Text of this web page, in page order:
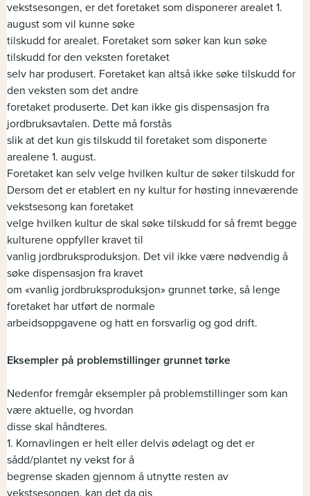
vekstsesongen, er det foretaket som disponerer arealet 1.
august som vil kunne søke
tilskudd for arealet. Foretaket som søker kan kun søke
tilskudd for den veksten foretaket
selv har produsert. Foretaket kan altså ikke søke tilskudd for
den veksten som det andre
foretaket produserte. Det kan ikke gis dispensasjon fra
jordbruksavtalen. Dette må forstås
slik at det kun gis tilskudd til foretaket som disponerte
arealene 1. august.
Foretaket kan selv velge hvilken kultur de søker tilskudd for
Dersom det er etablert en ny kultur for høsting inneværende
vekstsesong kan foretaket
velge hvilken kultur de skal søke tilskudd for så fremt begge
kulturene oppfyller kravet til
vanlig jordbruksproduksjon. Det vil ikke være nødvendig å
søke dispensasjon fra kravet
om «vanlig jordbruksproduksjon» grunnet tørke, så lenge
foretaket har utført de normale
arbeidsoppgavene og hatt en forsvarlig og god drift.
Eksempler på problemstillinger grunnet tørke
Nedenfor fremgår eksempler på problemstillinger som kan
være aktuelle, og hvordan
disse skal håndteres.
1. Kornavlingen er helt eller delvis ødelagt og det er
sådd/plantet ny vekst for å
begrense skaden gjennom å utnytte resten av